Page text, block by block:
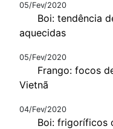
05/Fev/2020
Boi: tendência
aquecidas
05/Fev/2020
Frango: focos
Vietnã
04/Fev/2020
Boi: frigoríficos